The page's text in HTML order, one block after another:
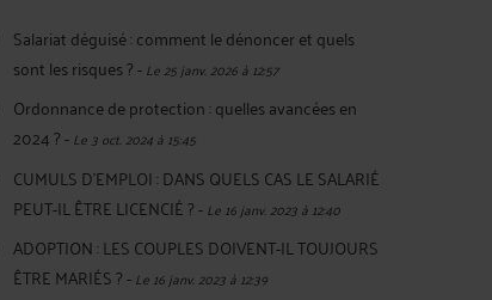
Salariat déguisé : comment le dénoncer et quels
sont les risques ?-Le 25 janv. 2026 à 12:57
Ordonnance de protection : quelles avancées en
2024 ?-Le 3 oct. 2024 à 15:45
CUMULS D’EMPLOI : DANS QUELS CAS LE SALARIÉ
PEUT-IL ÊTRE LICENCIÉ ?-Le 16 janv. 2023 à 12:40
ADOPTION : LES COUPLES DOIVENT-IL TOUJOURS
ÊTRE MARIÉS ?-Le 16 janv. 2023 à 12:39